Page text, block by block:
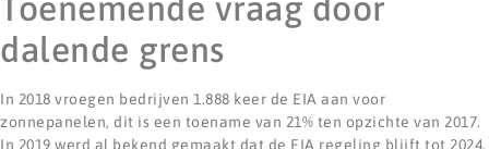
Toenemende vraag door
dalende grens
In 2018 vroegen bedrijven 1.888 keer de EIA aan voor
zonnepanelen, dit is een toename van 21% ten opzichte van 2017.
In 2019 werd al bekend gemaakt dat de EIA regeling blijft tot 2024.